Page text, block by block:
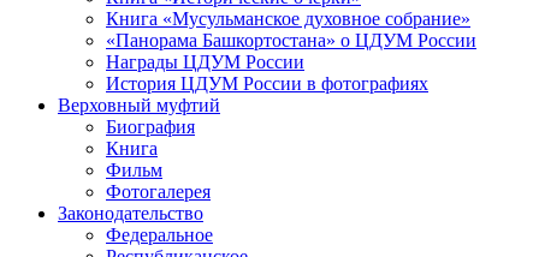
Книга «Мусульманское духовное собрание»
«Панорама Башкортостана» о ЦДУМ России
Награды ЦДУМ России
История ЦДУМ России в фотографиях
Верховный муфтий
Биография
Книга
Фильм
Фотогалерея
Законодательство
Федеральное